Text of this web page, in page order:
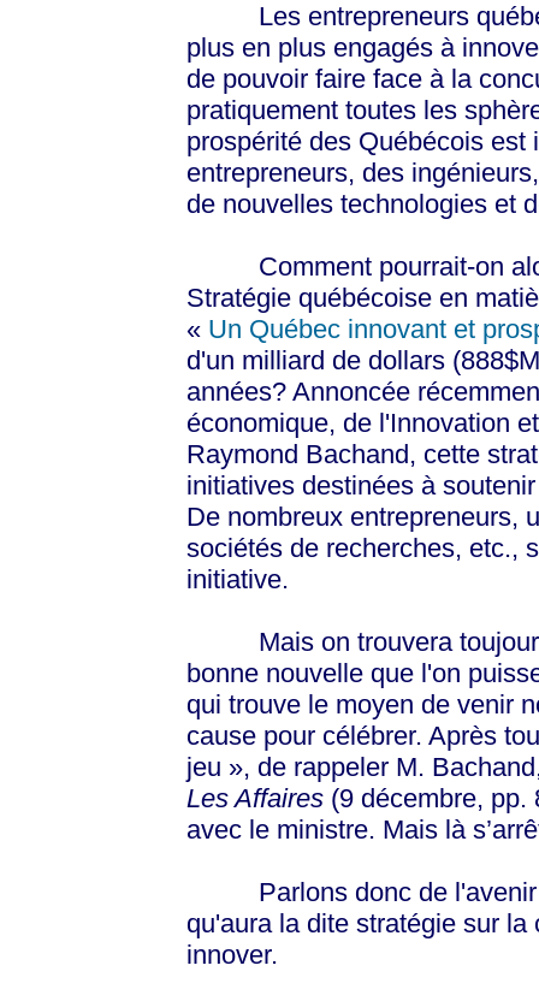
Les entrepreneurs
plus en plus engagés à
de pouvoir faire face à la
pratiquement toutes les
prospérité des Québécois
entrepreneurs, des
de nouvelles technologies et
Comment pourrait-on
Stratégie québécoise en
« Un Québec innovant et
d'un milliard de dollars
années? Annoncée
économique, de l'Innovation
Raymond Bachand, cette
initiatives destinées à
De nombreux entrepreneurs,
sociétés de recherches, etc.,
initiative.
Mais on trouvera toujours
bonne nouvelle que l'on
qui trouve le moyen de venir
cause pour célébrer. Après
jeu », de rappeler M.
Les Affaires (9 décembre, pp.
avec le ministre. Mais là
Parlons donc de l'avenir
qu'aura la dite stratégie sur
innover.